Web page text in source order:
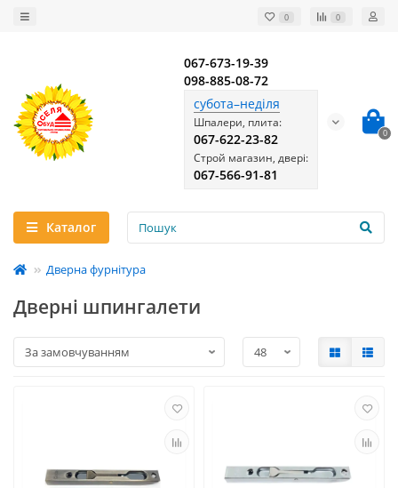
0 0
067-673-19-39
098-885-08-72
субота–неділя
Шпалери, плита:
067-622-23-82
Строй магазин, двері:
067-566-91-81
0
Каталог
Дверна фурнітура
Дверні шпингалети